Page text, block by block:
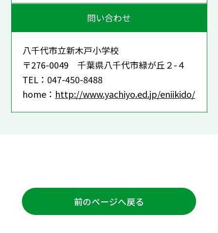
問い合わせ
八千代市立新木戸小学校
〒276-0049 千葉県八千代市緑が丘２-４
TEL：047-450-8488
home： http://www.yachiyo.ed.jp/eniikido/
前のページへ戻る